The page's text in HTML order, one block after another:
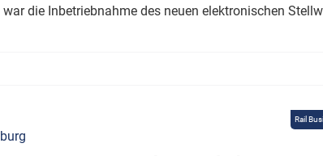
die Inbetriebnahme des neuen elektronischen
Rail